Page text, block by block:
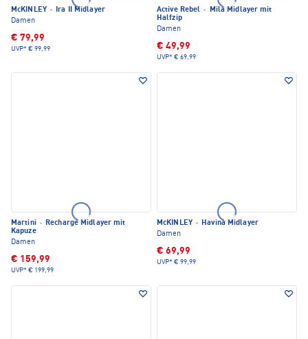
McKINLEY · Ira II Midlayer
Damen
€ 79,99
UVP* € 99,99
Active Rebel ·
Mila Midlayer mit
Halfzip
Damen
€ 49,99
UVP* € 69,99
Martini · Recharge Midlayer mit
Kapuze
Damen
€ 159,99
UVP* € 199,99
McKINLEY · Havina Midlayer
Damen
€ 69,99
UVP* € 99,99